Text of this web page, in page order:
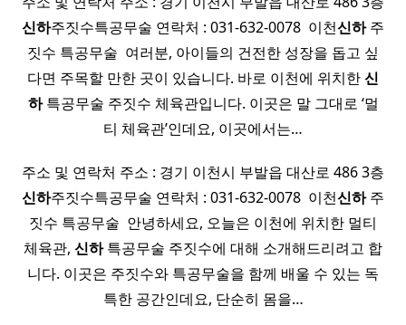
신하주짓수특공무술 연락처 : 031-632-0078 ​ 이천신하주
짓수 특공무술 ​ 여러분, 아이들의 건전한 성장을 돕고 싶
다면 주목할 만한 곳이 있습니다. 바로 이천에 위치한신
하특공무술 주짓수 체육관입니다. 이곳은 말 그대로 ‘멀
티 체육관’인데요, 이곳에서는…
주소 및 연락처 주소 : 경기 이천시 부발읍 대산로 486 3층
신하주짓수특공무술 연락처 : 031-632-0078 ​ 이천신하주
짓수 특공무술 ​ 안녕하세요, 오늘은 이천에 위치한 멀티
체육관, 신하특공무술 주짓수에 대해 소개해드리려고 합
니다. 이곳은 주짓수와 특공무술을 함께 배울 수 있는 독
특한 공간인데요, 단순히 몸을…